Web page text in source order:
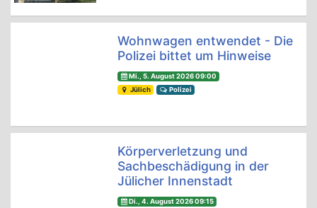
Wohnwagen entwendet - Die
Polizei bittet um Hinweise
Mi., 5. August 2026 09:00
Jülich
Polizei
Körperverletzung und
Sachbeschädigung in der
Jülicher Innenstadt
Di., 4. August 2026 09:15